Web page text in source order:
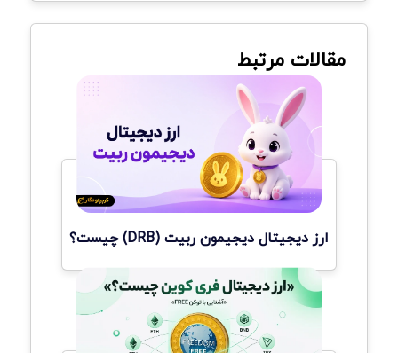
مقالات مرتبط
ارز دیجیتال دیجیمون ربیت (DRB) چیست؟